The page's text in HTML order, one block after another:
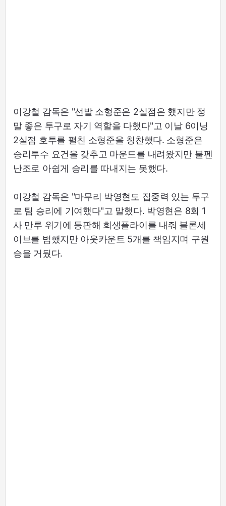
이강철 감독은 "선발 소형준은 2실점은 했지만 정
말 좋은 투구로 자기 역할을 다했다"고 이날 6이닝
2실점 호투를 펼친 소형준을 칭찬했다. 소형준은
승리투수 요건을 갖추고 마운드를 내려왔지만 불펜
난조로 아쉽게 승리를 따내지는 못했다.
이강철 감독은 "마무리 박영현도 집중력 있는 투구
로 팀 승리에 기여했다"고 말했다. 박영현은 8회 1
사 만루 위기에 등판해 희생플라이를 내줘 블론세
이브를 범했지만 아웃카운트 5개를 책임지며 구원
승을 거뒀다.